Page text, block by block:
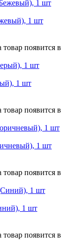
1 шт
появится в
1 шт
появится в
1 шт
появится в
1 шт
появится в